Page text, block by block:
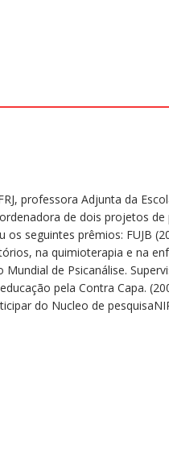
professora Adjunta da
de dois projetos
os seguintes prêmios:
na quimioterapia e na
de Psicanálise.
pela Contra Capa.
do Nucleo de